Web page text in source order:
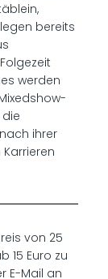
bereits
werden
ihrer
von 25
15 Euro zu
E-Mail an